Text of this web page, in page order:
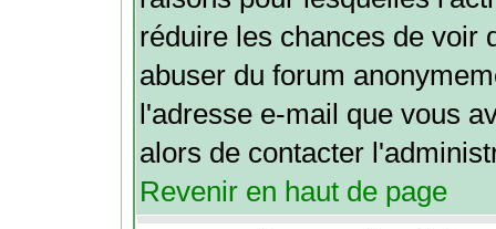
réduire les chances de voir
abuser du forum
l'adresse e-mail que vous
alors de contacter
Revenir en haut de page